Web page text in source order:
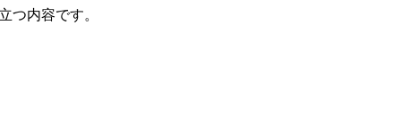
つ内容です。